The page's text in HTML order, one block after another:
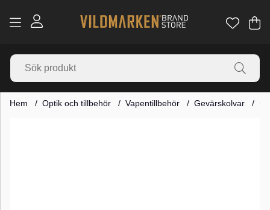
.
Hem Optik och tillbehör Vapentillbehör Gevärskolvar